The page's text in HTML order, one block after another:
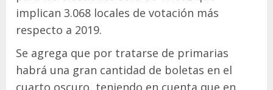
implican 3.068 locales de votación más
respecto a 2019.
Se agrega que por tratarse de primarias
habrá una gran cantidad de boletas en el
cuarto oscuro, teniendo en cuenta que en